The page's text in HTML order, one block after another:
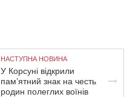
НАСТУПНА НОВИНА
У Корсуні відкрили
пам’ятний знак на честь
родин полеглих воїнів